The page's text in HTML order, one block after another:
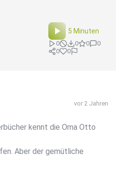
5 Minuten
0 0 0
0
0
0
vor 2 Jahren
kennt die Oma Otto
Aber der gemütliche